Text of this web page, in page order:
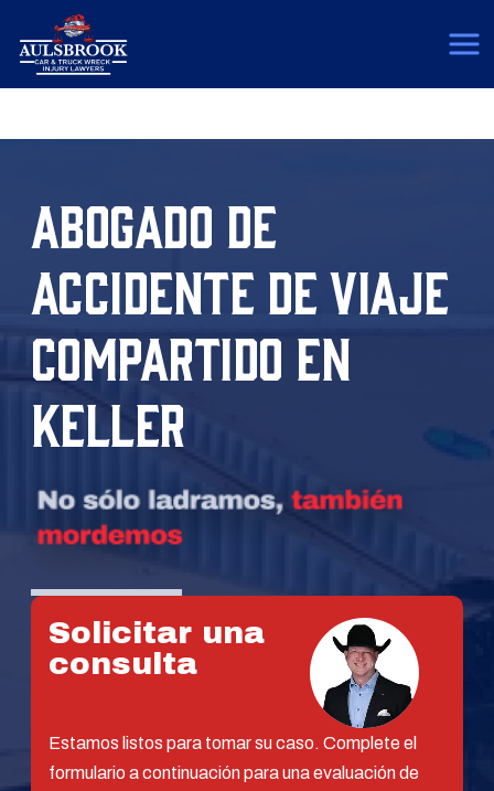
ABOGADO DE
ACCIDENTE DE VIAJE
COMPARTIDO EN
KELLER
Solicitar una
consulta
Estamos listos para tomar su caso. Complete el
formulario a continuación para una evaluación de